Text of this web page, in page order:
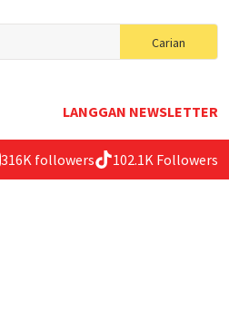
Carian
for:
LANGGAN NEWSLETTER
316K followers 102.1K Followers